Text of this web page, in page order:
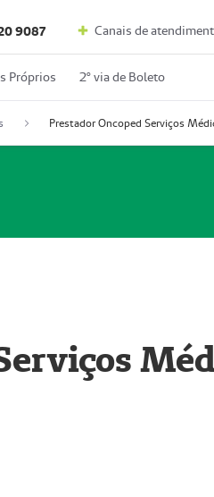
9087 Canais de
Próprios 2º via de Boleto